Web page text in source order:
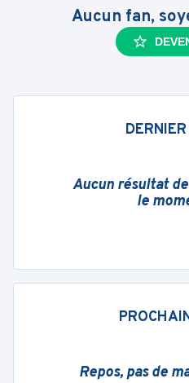
Aucun fan,
Aucun résultat
le
Repos, pas de